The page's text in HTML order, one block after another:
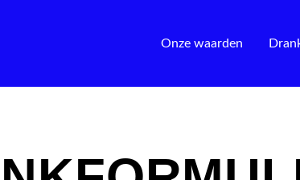
Onze waarden